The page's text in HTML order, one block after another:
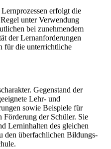
erfolgt die
unter Verwendung
bei zunehmendem
der Lernanforderungen
für die unterrichtliche
Gegenstand der
Lehr- und
sowie Beispiele für
der Schüler. Sie
Lerninhalten des gleichen
den überfachlichen Bildungs-